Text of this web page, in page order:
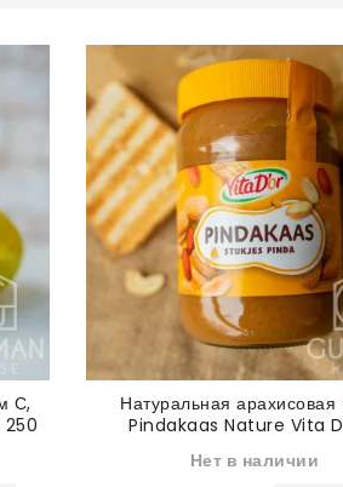
С,
250
Натуральная арахисовая
Pindakaas Nature Vita
Нет в наличии